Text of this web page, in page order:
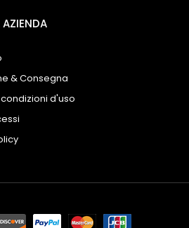
AZIENDA
& Consegna
d'uso